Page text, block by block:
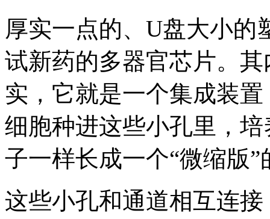
厚实一点的、U盘大小的
试新药的多器官芯片。
实，它就是一个集成装
细胞种进这些小孔里，
子一样长成一个“微缩版”
这些小孔和通道相互连